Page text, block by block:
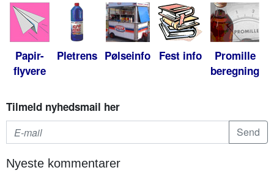
Papir-
flyvere
Pletrens Pølseinfo Fest info
Promille
beregning
Tilmeld nyhedsmail her
Nyeste kommentarer